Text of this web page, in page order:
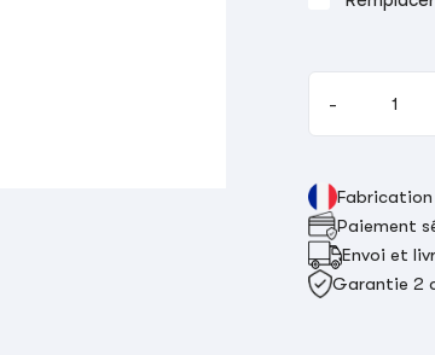
-
Paiement
Envoi et
Garantie 2